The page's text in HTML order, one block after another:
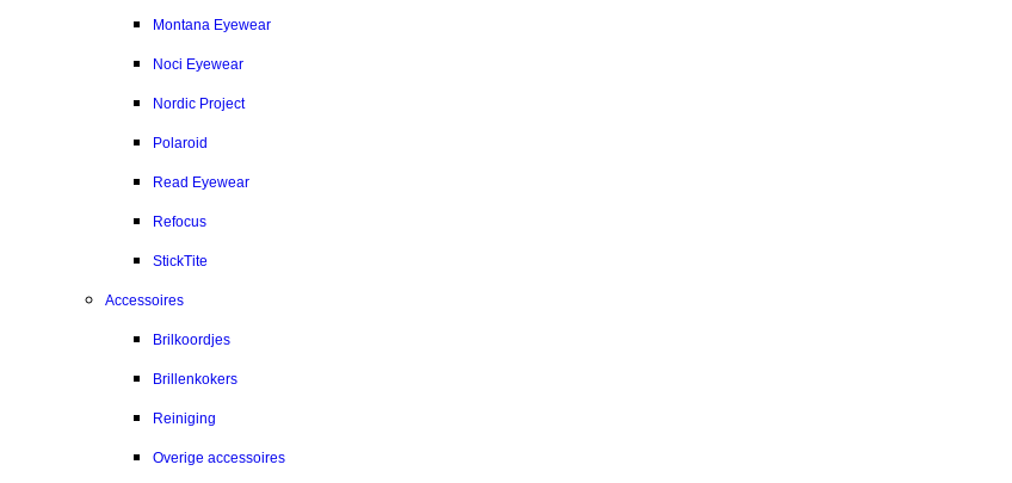
Montana Eyewear
Noci Eyewear
Nordic Project
Polaroid
Read Eyewear
Refocus
StickTite
Accessoires
Brilkoordjes
Brillenkokers
Reiniging
Overige accessoires